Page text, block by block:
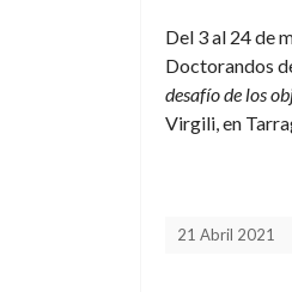
Del 3 al 24 de
Doctorandos
desafío de los
Virgili, en
21 Abril 2021